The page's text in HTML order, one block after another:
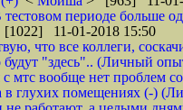
периоде больше
11-01-2018 15:50
что все коллеги,
будут "здесь".. (Личный
с мтс вообще нет проблем
в глухих помещениях (-)